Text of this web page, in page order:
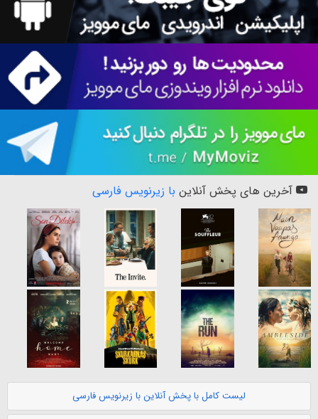
آخرین های پخش آنلاین با زیرنویس فارسی
لیست کامل با پخش آنلاین با زیرنویس فارسی